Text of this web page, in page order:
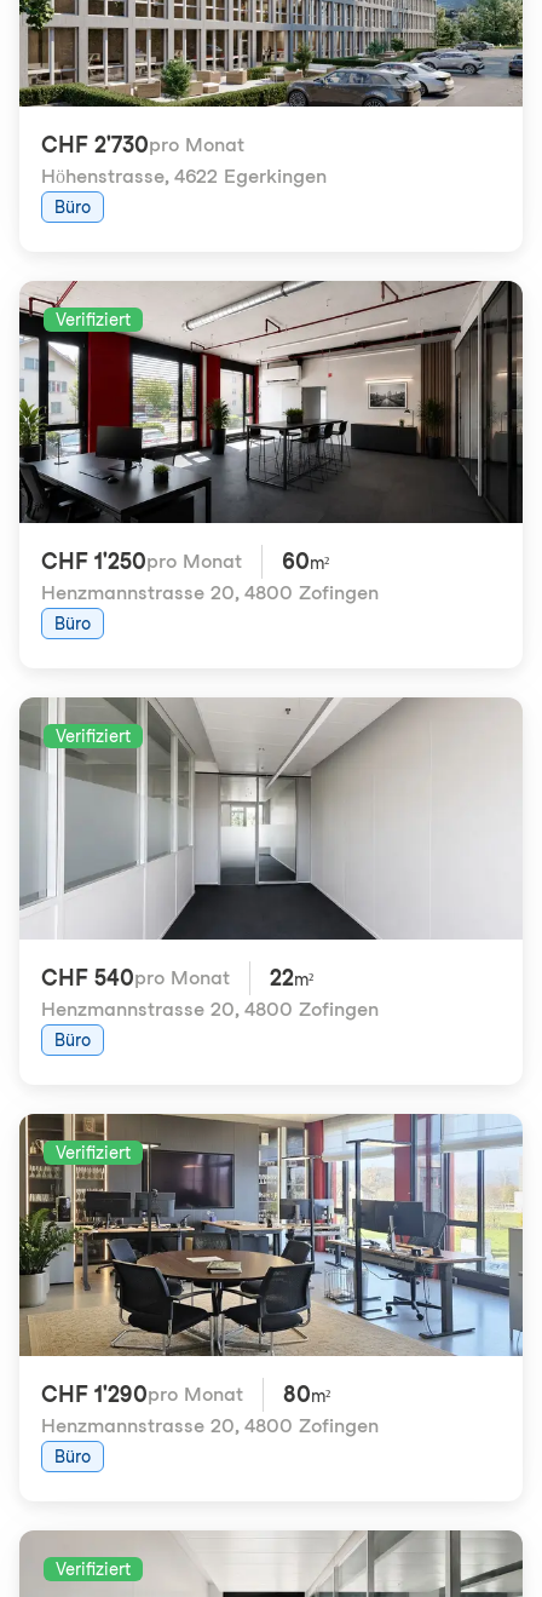
CHF 2'730pro Monat
Höhenstrasse, 4622 Egerkingen
Büro
Verifiziert
CHF 1'250pro Monat 60m²
Henzmannstrasse 20, 4800 Zofingen
Büro
Verifiziert
CHF 540pro Monat 22m²
Henzmannstrasse 20, 4800 Zofingen
Büro
Verifiziert
CHF 1'290pro Monat 80m²
Henzmannstrasse 20, 4800 Zofingen
Büro
Verifiziert